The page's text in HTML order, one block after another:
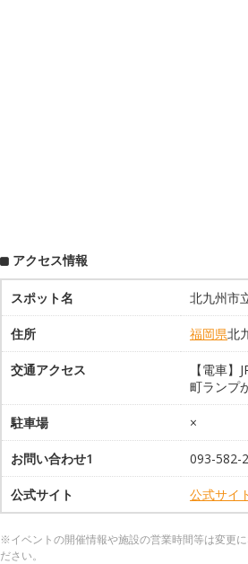
アクセス情報
スポット名 北九州市
住所 福岡県北
交通アクセス
【電車
町ランプ
駐車場 ×
お問い合わせ1 093-582-
公式サイト 公式サイ
※イベントの開催情報や施設の営業時間等は変更
ださい。